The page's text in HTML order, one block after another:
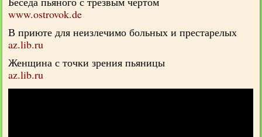
www.ostrovok.de
В приюте для неизлечимо больных и престарелых
az.lib.ru
Женщина с точки зрения пьяницы
az.lib.ru